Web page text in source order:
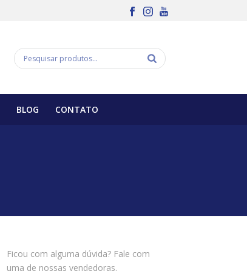
BLOG CONTATO
Ficou com alguma dúvida? Fale com
uma de nossas vendedoras.